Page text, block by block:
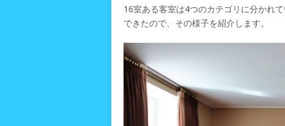
16室ある客室は4つのカテゴリに分かれ
できたので、その様子を紹介します。